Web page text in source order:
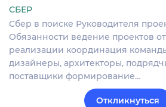
СБЕР
Сбер в поиске Руководителя
Обязанности ведение проектов
реализации координация
дизайнеры, архитекторы,
поставщики формирование…
Откликнуться